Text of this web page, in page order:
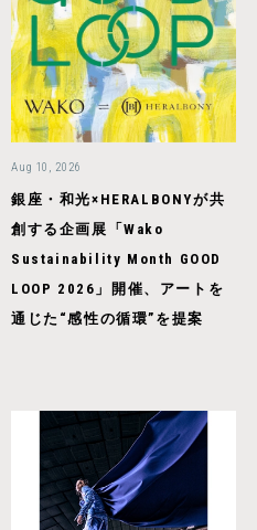
Aug 10, 2026
銀座・和光×HERALBONYが共
創する企画展「Wako
Sustainability Month GOOD
LOOP 2026」開催、アートを
通じた“感性の循環”を提案